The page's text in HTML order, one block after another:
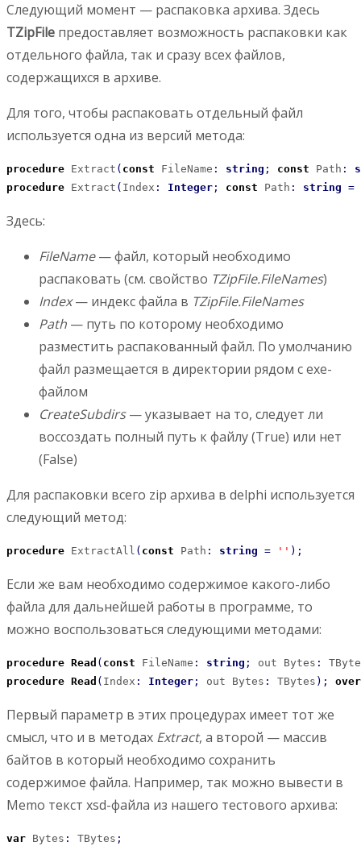
Следующий момент — распаковка архива. Здесь
TZipFile предоставляет возможность распаковки как
отдельного файла, так и сразу всех файлов,
содержащихся в архиве.
Для того, чтобы распаковать отдельный файл
используется одна из версий метода:
procedure Extract ( const FileName : string ; const Path :
procedure Extract ( Index : Integer ; const Path : string =
Здесь:
FileName— файл, который необходимо
распаковать (см. свойство TZipFile.FileNames)
Index— индекс файла в TZipFile.FileNames
Path — путь по которому необходимо
разместить распакованный файл. По умолчанию
файл размещается в директории рядом с exe-
файлом
CreateSubdirs— указывает на то, следует ли
воссоздать полный путь к файлу (True) или нет
(False)
Для распаковки всего zip архива в delphi используется
следующий метод:
procedure ExtractAll ( const Path : string = '' ) ;
Если же вам необходимо содержимое какого-либо
файла для дальнейшей работы в программе, то
можно воспользоваться следующими методами:
procedure Read ( const FileName : string ; out Bytes :
procedure Read ( Index : Integer ; out Bytes : TBytes ) ;
Первый параметр в этих процедурах имеет тот же
смысл, что и в методах Extract, а второй — массив
байтов в который необходимо сохранить
содержимое файла. Например, так можно вывести в
Memo текст xsd-файла из нашего тестового архива:
var Bytes : TBytes ;